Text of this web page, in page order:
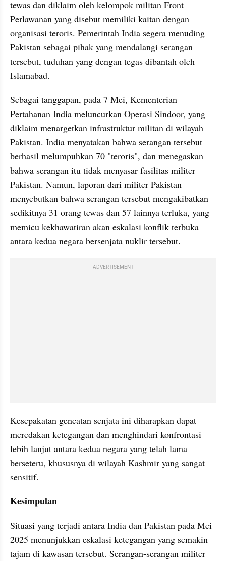
tewas dan diklaim oleh kelompok militan Front
Perlawanan yang disebut memiliki kaitan dengan
organisasi teroris. Pemerintah India segera menuding
Pakistan sebagai pihak yang mendalangi serangan
tersebut, tuduhan yang dengan tegas dibantah oleh
Islamabad.
Sebagai tanggapan, pada 7 Mei, Kementerian
Pertahanan India meluncurkan Operasi Sindoor, yang
diklaim menargetkan infrastruktur militan di wilayah
Pakistan. India menyatakan bahwa serangan tersebut
berhasil melumpuhkan 70 "teroris", dan menegaskan
bahwa serangan itu tidak menyasar fasilitas militer
Pakistan. Namun, laporan dari militer Pakistan
menyebutkan bahwa serangan tersebut mengakibatkan
sedikitnya 31 orang tewas dan 57 lainnya terluka, yang
memicu kekhawatiran akan eskalasi konflik terbuka
antara kedua negara bersenjata nuklir tersebut.
ADVERTISEMENT
Kesepakatan gencatan senjata ini diharapkan dapat
meredakan ketegangan dan menghindari konfrontasi
lebih lanjut antara kedua negara yang telah lama
berseteru, khususnya di wilayah Kashmir yang sangat
sensitif.
Kesimpulan
Situasi yang terjadi antara India dan Pakistan pada Mei
2025 menunjukkan eskalasi ketegangan yang semakin
tajam di kawasan tersebut. Serangan-serangan militer